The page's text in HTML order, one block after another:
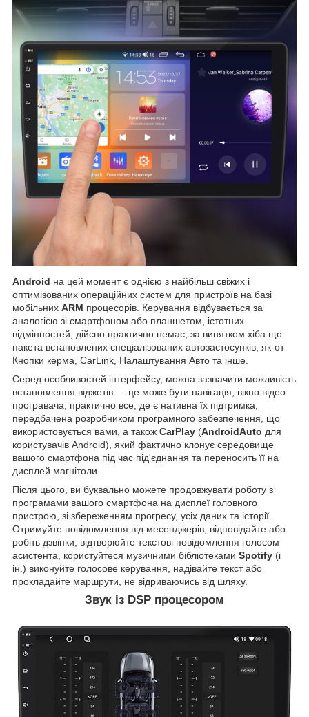
Android на цей момент є однією з найбільш свіжих і
оптимізованих операційних систем для пристроїв на базі
мобільних ARM процесорів. Керування відбувається за
аналогією зі смартфоном або планшетом, істотних
відмінностей, дійсно практично немає, за винятком хіба що
пакета встановлених спеціалізованих автозастосунків, як-от
Кнопки керма, CarLink, Налаштування Авто та інше.
Серед особливостей інтерфейсу, можна зазначити можливість
встановлення віджетів — це може бути навігація, вікно відео
програвача, практично все, де є нативна їх підтримка,
передбачена розробником програмного забезпечення, що
використовується вами, а також CarPlay (AndroidAuto для
користувачів Android), який фактично клонує середовище
вашого смартфона під час під'єднання та переносить її на
дисплей магнітоли.
Після цього, ви буквально можете продовжувати роботу з
програмами вашого смартфона на дисплеї головного
пристрою, зі збереженням прогресу, усіх даних та історії.
Отримуйте повідомлення від месенджерів, відповідайте або
робіть дзвінки, відтворюйте текстові повідомлення голосом
асистента, користуйтеся музичними бібліотеками Spotify (і
ін.) виконуйте голосове керування, надівайте текст або
прокладайте маршрути, не відриваючись від шляху.
Звук із DSP процесором